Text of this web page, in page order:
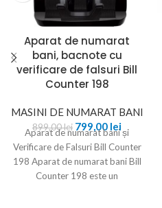
Aparat de numarat
bani, bacnote cu
verificare de falsuri Bill
Counter 198
MASINI DE NUMARAT BANI
899,00lei 799,00 lei
Aparat de numarat bani și
Verificare de Falsuri Bill Counter
198 Aparat de numarat bani Bill
Counter 198 este un